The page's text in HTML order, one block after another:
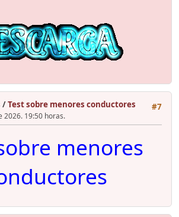
#7
/Test sobre menores conductores
2026. 19:50 horas.
menores